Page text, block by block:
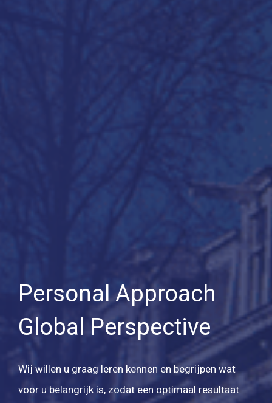
Personal Approach
Global Perspective
Wij willen u graag leren kennen en begrijpen wat
voor u belangrijk is, zodat een optimaal resultaat